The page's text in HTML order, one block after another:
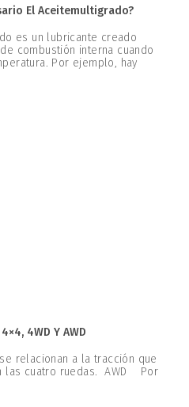
El Aceitemultigrado?
es un lubricante creado
combustión interna cuando
Por ejemplo, hay
4WD Y AWD
relacionan a la tracción que
las cuatro ruedas. AWD Por